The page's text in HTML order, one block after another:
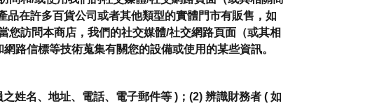
在許多百貨公司或者其他類型的實體門市有販售，如
您訪問本商店，我們的社交媒體/社交網路頁面（或其相
路信標等技術蒐集有關您的設備或使用的某些資訊。
姓名、地址、電話、電子郵件等 )；(2) 辨識財務者 ( 如